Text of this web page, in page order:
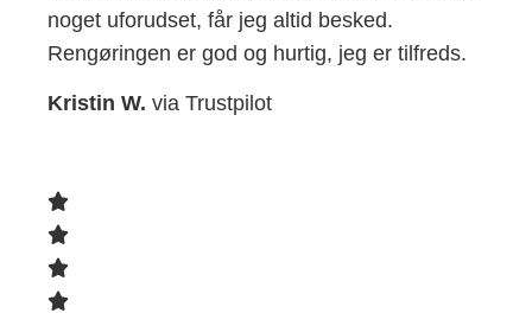
noget uforudset, får jeg altid besked.
Rengøringen er god og hurtig, jeg er tilfreds.
Kristin W. via Trustpilot